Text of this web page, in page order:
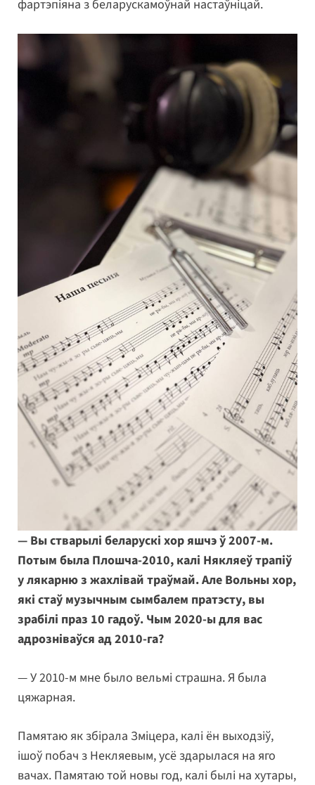
фартэпіяна з беларускамоўнай настаўніцай.
— Вы стварылі беларускі хор яшчэ ў 2007-м.
Потым была Плошча-2010, калі Някляеў трапіў
у лякарню з жахлівай траўмай. Але Вольны хор,
які стаў музычным сымбалем пратэсту, вы
зрабілі праз 10 гадоў. Чым 2020-ы для вас
адрозніваўся ад 2010-га?
— У 2010-м мне было вельмі страшна. Я была
цяжарная.
Памятаю як збірала Зміцера, калі ён выходзіў,
ішоў побач з Некляевым, усё здарылася на яго
вачах. Памятаю той новы год, калі былі на хутары,